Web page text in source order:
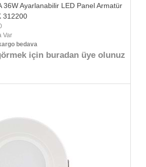
36W Ayarlanabilir LED Panel Armatür
312200
Var
bedava
için buradan üye olunuz